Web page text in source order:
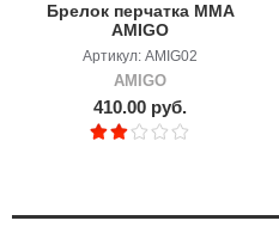
Брелок перчатка MMA
AMIGO
Артикул: AMIG02
AMIGO
410.00 руб.